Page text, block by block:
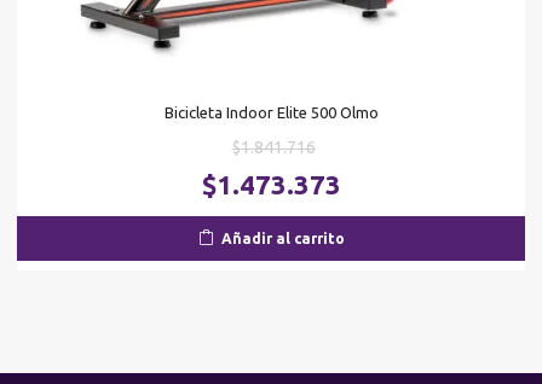
Bicicleta Indoor Elite 500 Olmo
$1.841.716El
precio
original
era:
$1.841.716.
$1.473.373
Añadir al carrito